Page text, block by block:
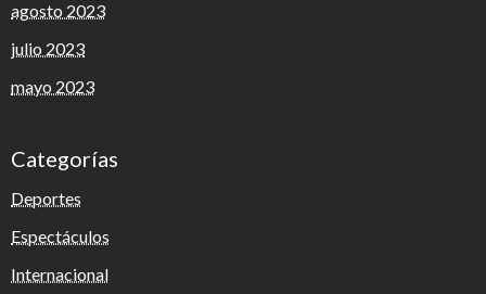
agosto 2023
julio 2023
mayo 2023
Categorías
Deportes
Espectáculos
Internacional